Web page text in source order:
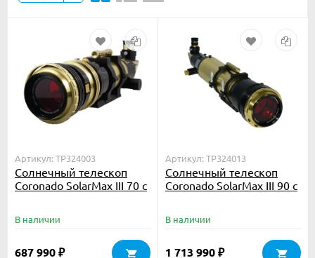
Артикул: TP324003
Солнечный телескоп
Coronado SolarMax III 70 с
В наличии
687 990 ₽
Артикул: TP324013
Солнечный телескоп
Coronado SolarMax III 90 с
В наличии
1 713 990 ₽